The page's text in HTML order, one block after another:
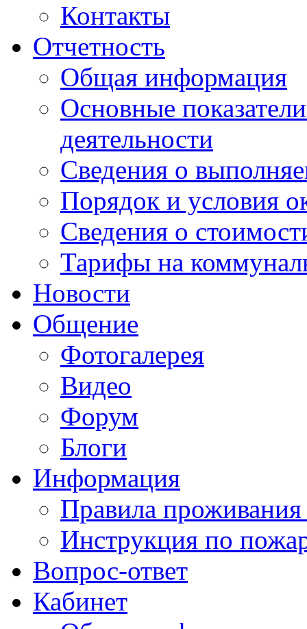
Контакты
Отчетность
Общая информация
Основные
деятельности
Сведения о
Порядок и условия
Сведения о
Тарифы на
Новости
Общение
Фотогалерея
Видео
Форум
Блоги
Информация
Правила
Инструкция по
Вопрос-ответ
Кабинет